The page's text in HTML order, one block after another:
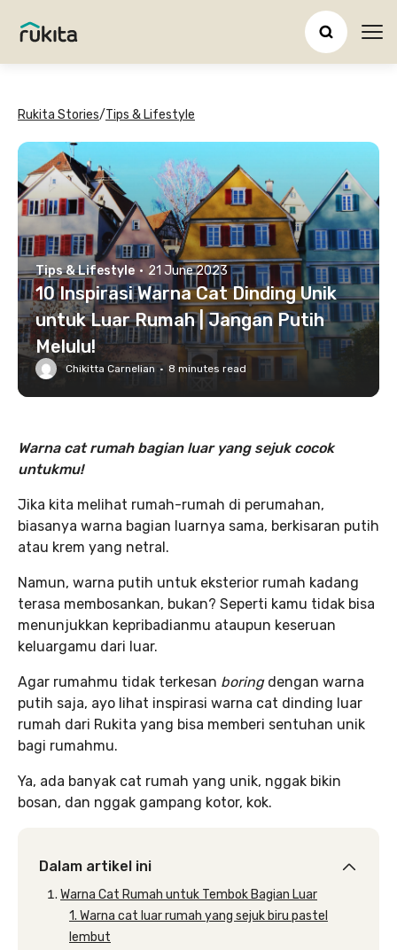
Rukita Stories/Tips & Lifestyle
Tips & Lifestyle · 21 June 2023
10 Inspirasi Warna Cat Dinding Unik
untuk Luar Rumah | Jangan Putih
Melulu!
Chikitta Carnelian · 8 minutes read
Warna catrumah bagian luar yang sejuk cocok
untukmu!
Jika kita melihat rumah-rumah di perumahan,
biasanya warna bagian luarnya sama, berkisaran putih
atau krem yang netral.
Namun, warna putih untuk eksterior rumah kadang
terasa membosankan, bukan? Seperti kamu tidak bisa
menunjukkan kepribadianmu ataupun keseruan
keluargamu dari luar.
Agar rumahmu tidak terkesan boringdengan warna
putih saja, ayo lihat inspirasi warna cat dinding luar
rumah dari Rukita yang bisa memberi sentuhan unik
bagi rumahmu.
Ya, ada banyak cat rumah yang unik, nggak bikin
bosan, dan nggak gampang kotor, kok.
Dalam artikel ini
Warna Cat Rumah untuk Tembok Bagian Luar
1. Warna cat luar rumah yang sejuk biru pastel
lembut